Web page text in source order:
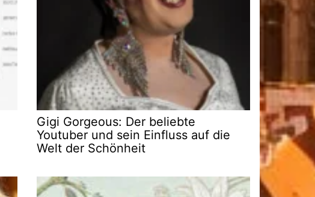
Gigi Gorgeous: Der beliebte
Youtuber und sein Einfluss auf die
Welt der Schönheit